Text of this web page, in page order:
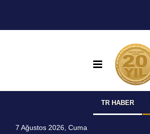
TR HABER
7 Ağustos 2026, Cuma